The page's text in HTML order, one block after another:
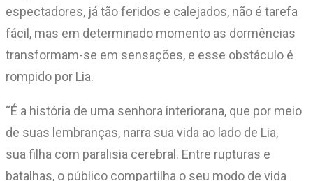
espectadores, já tão feridos e calejados, não é tarefa
fácil, mas em determinado momento as dormências
transformam-se em sensações, e esse obstáculo é
rompido por Lia.
“É a história de uma senhora interiorana, que por meio
de suas lembranças, narra sua vida ao lado de Lia,
sua filha com paralisia cerebral. Entre rupturas e
batalhas, o público compartilha o seu modo de vida